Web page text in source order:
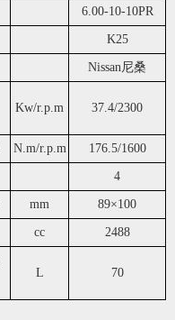
6.00-10-10PR
K25
Nissan尼桑
Kw/r.p.m 37.4/2300
N.m/r.p.m 176.5/1600
4
mm 89×100
cc 2488
L 70